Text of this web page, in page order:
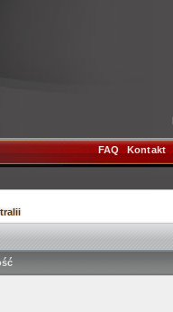
FAQ |Kontakt|